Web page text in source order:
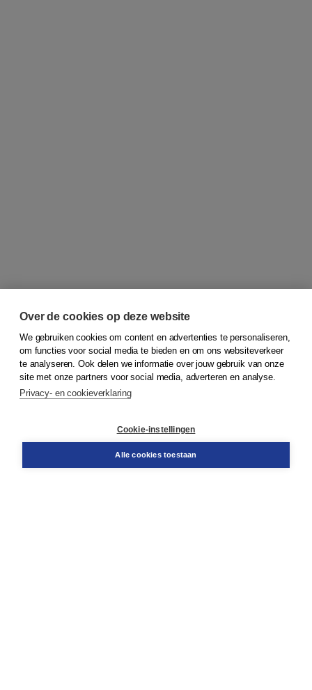
© 2026Koninklijke Boom uitgevers
Bestellen
Over de cookies op deze website
We gebruiken cookies om content en advertenties te personaliseren,
om functies voor social media te bieden en om ons websiteverkeer
te analyseren. Ook delen we informatie over jouw gebruik van onze
site met onze partners voor social media, adverteren en analyse.
Privacy- en cookieverklaring
Cookie-instellingen
Alle cookies toestaan